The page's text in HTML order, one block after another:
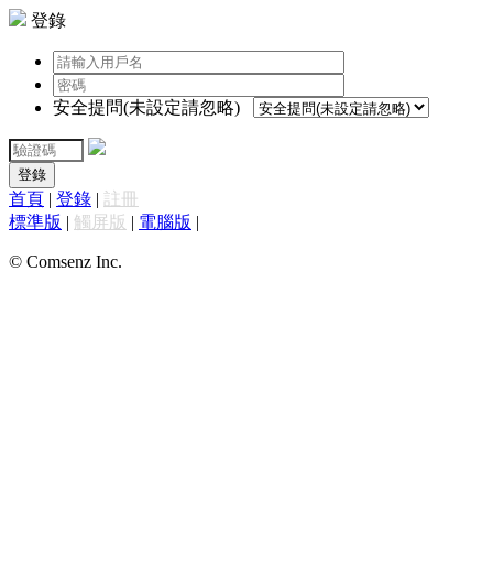
登錄
安全提問(未設定請忽略)
登錄
首頁 | 登錄 | 註冊
標準版 | 觸屏版 | 電腦版 |
© Comsenz Inc.